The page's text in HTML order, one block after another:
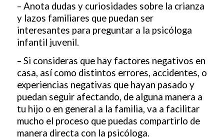
– Anota dudas y curiosidades sobre la crianza
y lazos familiares que puedan ser
interesantes para preguntar a la psicóloga
infantil juvenil.
– Si consideras que hay factores negativos en
casa, así como distintos errores, accidentes, o
experiencias negativas que hayan pasado y
puedan seguir afectando, de alguna manera a
tu hijo o en general a la familia, va a facilitar
mucho el proceso que puedas compartirlo de
manera directa con la psicóloga.